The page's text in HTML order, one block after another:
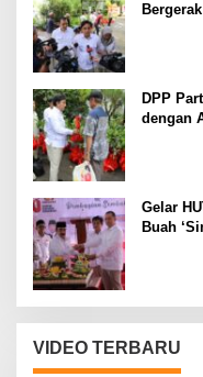
DPP
dengan
Gelar
Buah
VIDEO TERBARU